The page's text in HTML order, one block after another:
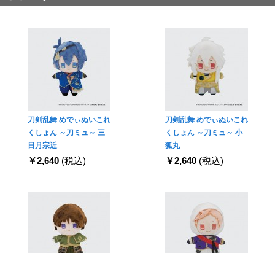
刀剣乱舞 めでぃぬいこれ
くしょん ～刀ミュ～ 三
日月宗近
￥2,640 (税込)
刀剣乱舞 めでぃぬいこれ
くしょん ～刀ミュ～ 小
狐丸
￥2,640 (税込)